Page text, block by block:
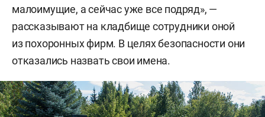
малоимущие, а сейчас уже все подряд», —
рассказывают на кладбище сотрудники оной
из похоронных фирм. В целях безопасности они
отказались назвать свои имена.